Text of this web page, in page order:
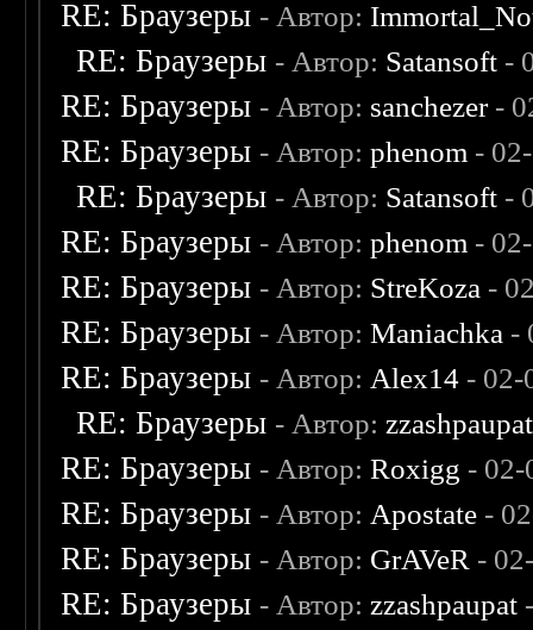
RE: Браузеры - Автор:
RE: Браузеры - Автор: Satansoft -
RE: Браузеры - Автор: sanchezer-
RE: Браузеры - Автор:phenom -
RE: Браузеры - Автор: Satansoft -
RE: Браузеры - Автор:phenom -
RE: Браузеры - Автор: StreKoza -
RE: Браузеры - Автор:Maniachka -
RE: Браузеры - Автор: Alex14 - 02-
RE: Браузеры - Автор: zzashpaupat
RE: Браузеры - Автор:Roxigg -
RE: Браузеры - Автор: Apostate -
RE: Браузеры - Автор: GrAVeR -
RE: Браузеры - Автор: zzashpaupat